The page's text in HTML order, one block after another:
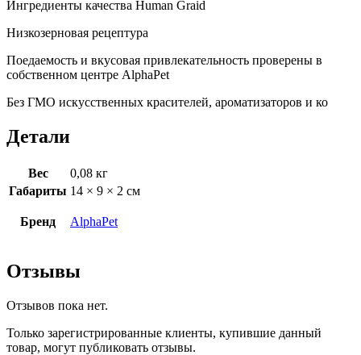
Ингредиенты качества Human Graid
Низкозерновая рецептура
Поедаемость и вкусовая привлекательность проверены в
собственном центре AlphaPet
Без ГМО искусственных красителей, ароматизаторов и ко
Детали
Вес
0,08 кг
Габариты 14 × 9 × 2 см
Бренд AlphaPet
Отзывы
Отзывов пока нет.
Только зарегистрированные клиенты, купившие данный
товар, могут публиковать отзывы.